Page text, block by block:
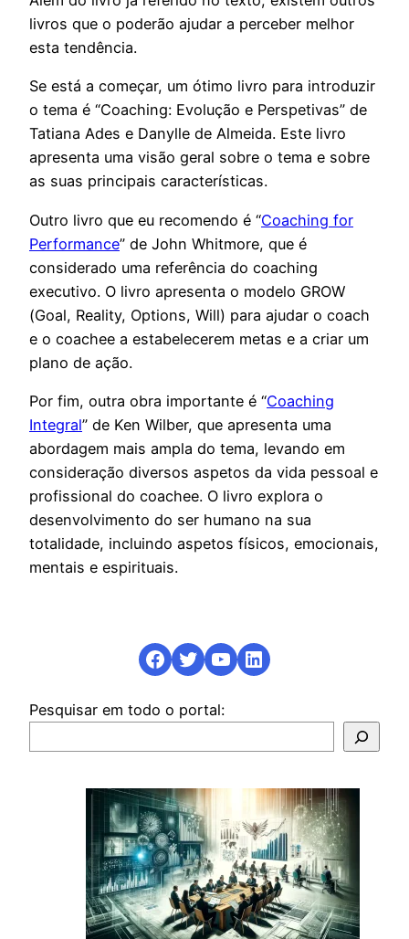
livros que o poderão ajudar a perceber melhor
esta tendência.
Se está a começar, um ótimo livro para introduzir
o tema é “Coaching: Evolução e Perspetivas” de
Tatiana Ades e Danylle de Almeida. Este livro
apresenta uma visão geral sobre o tema e sobre
as suas principais características.
Outro livro que eu recomendo é “Coaching for
Performance” de John Whitmore, que é
considerado uma referência do coaching
executivo. O livro apresenta o modelo GROW
(Goal, Reality, Options, Will) para ajudar o coach
e o coachee a estabelecerem metas e a criar um
plano de ação.
Por fim, outra obra importante é “Coaching
Integral” de Ken Wilber, que apresenta uma
abordagem mais ampla do tema, levando em
consideração diversos aspetos da vida pessoal e
profissional do coachee. O livro explora o
desenvolvimento do ser humano na sua
totalidade, incluindo aspetos físicos, emocionais,
mentais e espirituais.
Facebook
Twitter
YouTube
LinkedIn
Pesquisar em todo o portal: